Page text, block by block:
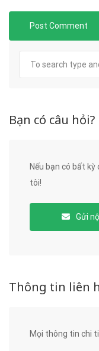
Bạn có câu hỏi?
Nếu bạn có bất kỳ
tôi!
Gửi
Thông tin liên
Mọi thông tin chi